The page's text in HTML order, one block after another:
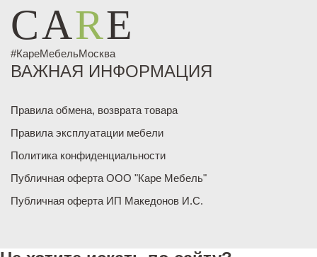
CARE
#КареМебельМосква
ВАЖНАЯ ИНФОРМАЦИЯ
Правила обмена, возврата товара
Правила эксплуатации мебели
Политика конфиденциальности
Публичная оферта ООО "Каре Мебель"
Публичная оферта ИП Македонов И.С.